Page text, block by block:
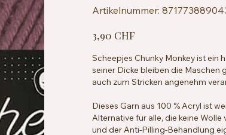
Artikelnummer: 8717738890439
3,90 CHF
Scheepjes Chunky Monkey ist ein
seiner Dicke bleiben die Maschen
auch zum Stricken angenehm
Dieses Garn aus 100 % Acryl ist
Alternative für alle, die keine
und der Anti-Pilling-Behandlung